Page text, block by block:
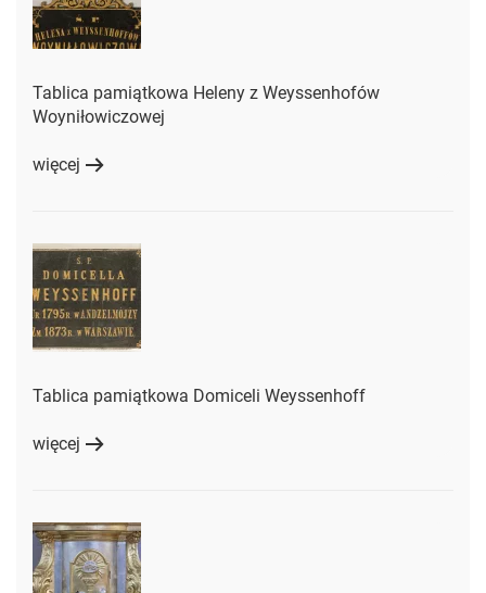
Tablica pamiątkowa Heleny z Weyssenhofów
Woyniłowiczowej
więcej
Tablica pamiątkowa Domiceli Weyssenhoff
więcej